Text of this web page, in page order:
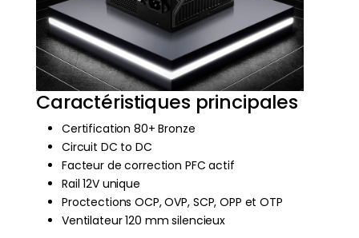
Caractéristiques principales
Certification 80+ Bronze
Circuit DC to DC
Facteur de correction PFC actif
Rail 12V unique
Proctections OCP, OVP, SCP, OPP et OTP
Ventilateur 120 mm silencieux